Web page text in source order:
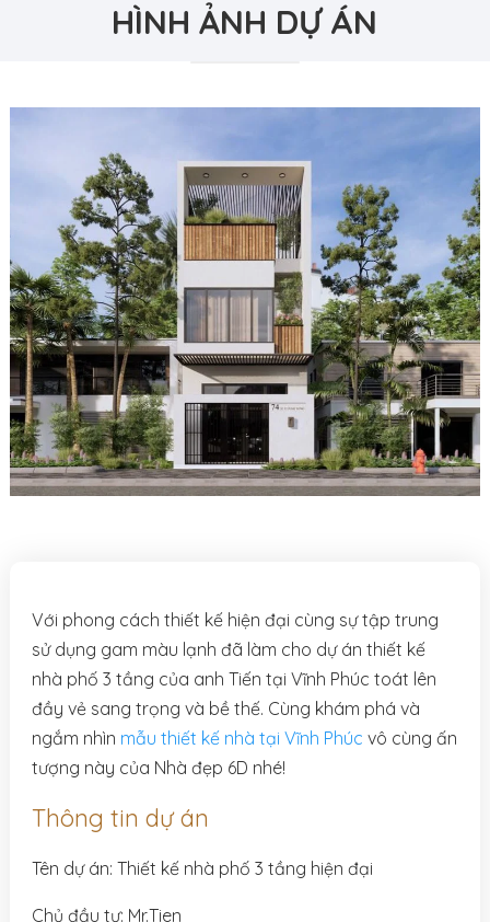
HÌNH ẢNH DỰ ÁN
Với phong cách thiết kế hiện đại cùng sự tập trung
sử dụng gam màu lạnh đã làm cho dự án thiết kế
nhà phố 3 tầng của anh Tiến tại Vĩnh Phúc toát lên
đầy vẻ sang trọng và bề thế. Cùng khám phá và
ngắm nhìn mẫu thiết kế nhà tại Vĩnh Phúc vô cùng ấn
tượng này của Nhà đẹp 6D nhé!
Thông tin dự án
Tên dự án: Thiết kế nhà phố 3 tầng hiện đại
Chủ đầu tư: Mr.Tien